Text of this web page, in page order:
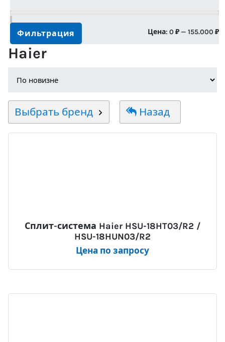
Фильтрация Цена:0 ₽—155.000 ₽
Haier
Выбрать бренд Назад
Сплит-система Haier HSU-18HT03/R2 /
HSU-18HUN03/R2
Цена по запросу